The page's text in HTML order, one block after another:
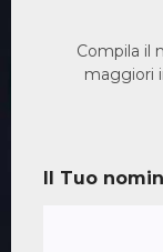
Compila il
maggiori
Il Tuo